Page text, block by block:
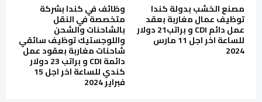
مصنع الخشب بدولة كندا
توظيف عمال مغاربة بعقد
عمل دائم CDI و براتب21 دولار
للساعة اخر اجل 11 مارس
2024
وظائف في كندا بشركة
متخصصة في النقل
بالشاحنات والشحن
واللوجستيك توظيف سائقي
شاحنات مغاربة بعقود عمل
دائمة CDI و براتب 23 دولار
كندي للساعة اخر اجل 15
فبراير 2024